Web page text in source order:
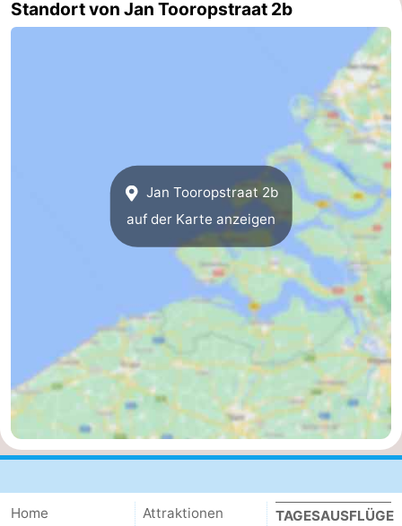
Natur
Wetter
Standort von Jan Tooropstraat 2b
Jan Tooropstraat 2b
auf der Karte anzeigen
Home
Attraktionen
TAGESAUSFLÜGE